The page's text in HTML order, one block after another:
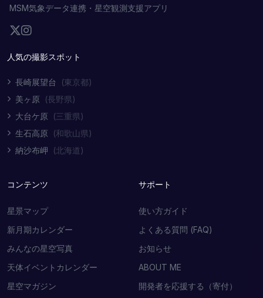
MSM気象データ連携・星空観測支援アプリ
人気の撮影スポット
長崎展望台
(東京都)
美ヶ原 (長野県)
大台ケ原 (三重県)
生石高原 (和歌山県)
納沙布岬
(北海道)
コンテンツ
星景マップ
新月期カレンダー
みんなの星空写真
天体イベントカレンダー
星空マガジン
サポート
使い方ガイド
よくある質問 (FAQ)
お知らせ
ABOUT ME
開発者を応援する（寄付）